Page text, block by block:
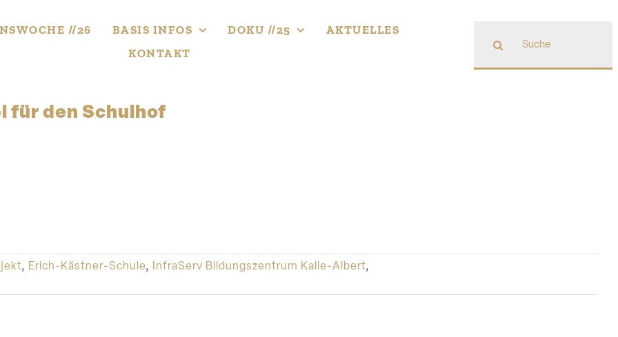
//26 BASIS INFOS DOKU //25
AKTUELLES
KONTAKT
nach:
für den Schulhof
, Erich-Kästner-Schule, InfraServ Bildungszentrum Kalle-Albert,